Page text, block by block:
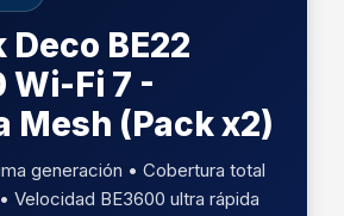
BE22
Wi-Fi 7 -
Mesh (Pack x2)
generación • Cobertura total
Velocidad BE3600 ultra rápida